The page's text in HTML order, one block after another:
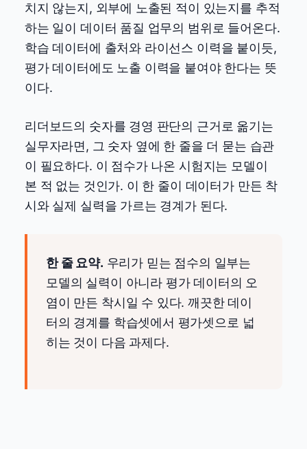
치지 않는지, 외부에 노출된 적이 있는지를 추적
하는 일이 데이터 품질 업무의 범위로 들어온다.
학습 데이터에 출처와 라이선스 이력을 붙이듯,
평가 데이터에도 노출 이력을 붙여야 한다는 뜻
이다.
리더보드의 숫자를 경영 판단의 근거로 옮기는
실무자라면, 그 숫자 옆에 한 줄을 더 묻는 습관
이 필요하다. 이 점수가 나온 시험지는 모델이
본 적 없는 것인가. 이 한 줄이 데이터가 만든 착
시와 실제 실력을 가르는 경계가 된다.
한 줄 요약. 우리가 믿는 점수의 일부는
모델의 실력이 아니라 평가 데이터의 오
염이 만든 착시일 수 있다. 깨끗한 데이
터의 경계를 학습셋에서 평가셋으로 넓
히는 것이 다음 과제다.